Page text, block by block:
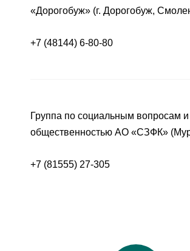
«Дорогобуж» (г. Дорогобуж,
+7 (48144) 6-80-80
Группа по социальным вопросам
общественностью АО «СЗФК»
+7 (81555) 27-305